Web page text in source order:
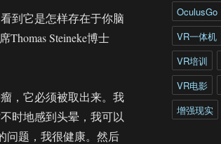
到它是怎样存在于你脑
Thomas Steineke博士
，它必须被取出来。我
时地感到头晕，我可以
问题，我很健康。然后
OculusGo
VR一体机
VR培训
VR电影
增强现实